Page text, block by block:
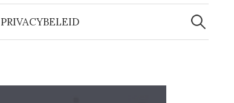
PRIVACYBELEID
Zoeken
naar: